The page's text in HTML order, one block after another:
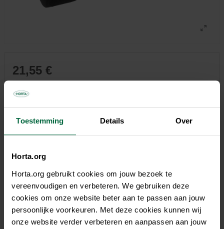
Toestemming Details Over
Horta.org
Horta.org gebruikt cookies om jouw bezoek te
vereenvoudigen en verbeteren. We gebruiken deze
cookies om onze website beter aan te passen aan jouw
persoonlijke voorkeuren. Met deze cookies kunnen wij
onze website verder verbeteren en aanpassen aan jouw
21,55 €
Tous les magasins n'ont pas la même gamme
Description
Support roulant extensible - métal époxy coloris noir mat, 3
branches, charge maxi 75 kg, 3 roulettes PP Ø40mm (1 avec
frein) - H6 x 27/37 x 27/37 cm